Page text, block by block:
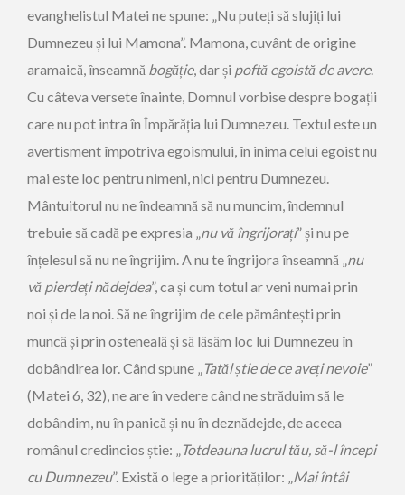
evanghelistul Matei ne spune: „Nu puteți să slujiți lui
Dumnezeu și lui Mamona”. Mamona, cuvânt de origine
aramaică, înseamnă bogăție, dar și poftă egoistă de avere.
Cu câteva versete înainte, Domnul vorbise despre bogații
care nu pot intra în Împărăția lui Dumnezeu. Textul este un
avertisment împotriva egoismului, în inima celui egoist nu
mai este loc pentru nimeni, nici pentru Dumnezeu.
Mântuitorul nu ne îndeamnă să nu muncim, îndemnul
trebuie să cadă pe expresia „nu vă îngrijorați” și nu pe
înțelesul să nu ne îngrijim. A nu te îngrijora înseamnă „nu
vă pierdeți nădejdea”, ca și cum totul ar veni numai prin
noi și de la noi. Să ne îngrijim de cele pământești prin
muncă și prin osteneală și să lăsăm loc lui Dumnezeu în
dobândirea lor. Când spune „Tatăl știe de ce aveți nevoie”
(Matei 6, 32), ne are în vedere când ne străduim să le
dobândim, nu în panică și nu în deznădejde, de aceea
românul credincios știe: „Totdeauna lucrul tău, să-l începi
cu Dumnezeu”. Există o lege a priorităților: „Mai întâi